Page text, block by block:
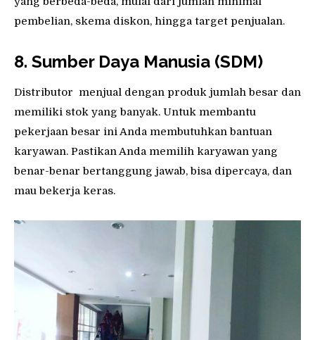
pembelian, skema diskon, hingga target penjualan.
8. Sumber Daya Manusia (SDM)
Distributor menjual dengan produk jumlah besar dan
memiliki stok yang banyak. Untuk membantu
pekerjaan besar ini Anda membutuhkan bantuan
karyawan. Pastikan Anda memilih karyawan yang
benar-benar bertanggung jawab, bisa dipercaya, dan
mau bekerja keras.